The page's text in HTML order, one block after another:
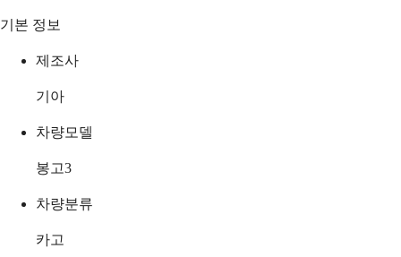
기본 정보
제조사
기아
차량모델
봉고3
차량분류
카고